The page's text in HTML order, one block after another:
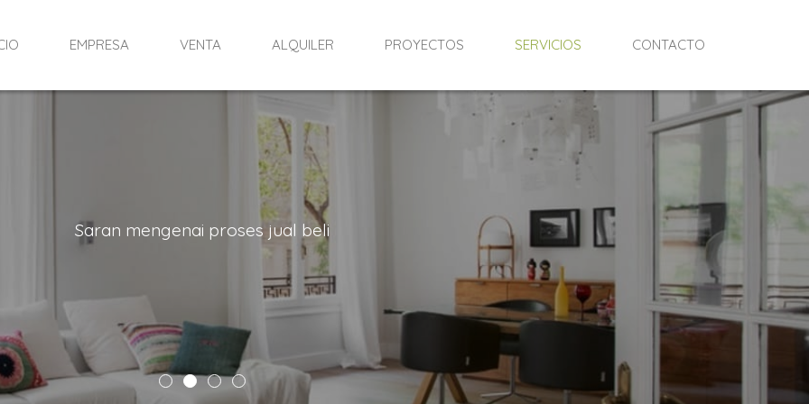
EMPRESA VENTA ALQUILER PROYECTOS SERVICIOS CONTACTO
Saran mengenai proses jual beli
Tu búsqueda personalizada